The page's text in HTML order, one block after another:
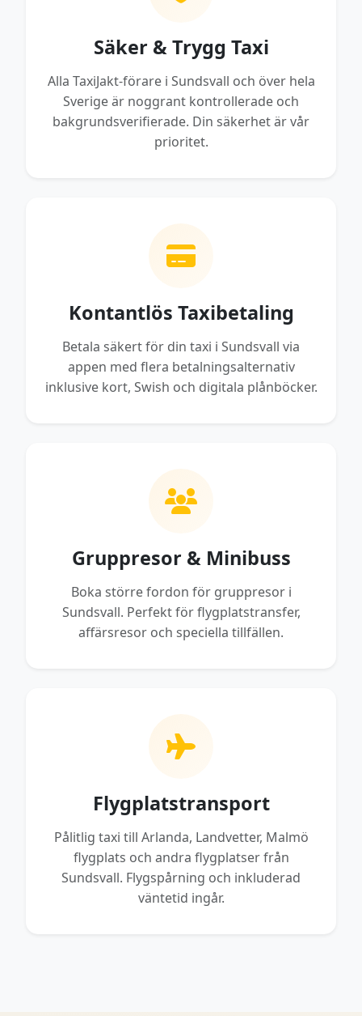
Säker & Trygg Taxi
Alla TaxiJakt-förare i Sundsvall och över hela
Sverige är noggrant kontrollerade och
bakgrundsverifierade. Din säkerhet är vår
prioritet.
Kontantlös Taxibetaling
Betala säkert för din taxi i Sundsvall via
appen med flera betalningsalternativ
inklusive kort, Swish och digitala plånböcker.
Gruppresor & Minibuss
Boka större fordon för gruppresor i
Sundsvall. Perfekt för flygplatstransfer,
affärsresor och speciella tillfällen.
Flygplatstransport
Pålitlig taxi till Arlanda, Landvetter, Malmö
flygplats och andra flygplatser från
Sundsvall. Flygspårning och inkluderad
väntetid ingår.